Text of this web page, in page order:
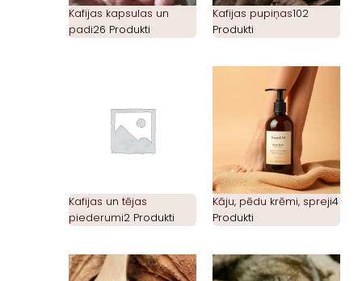
Kafijas kapsulas un
padi26 Produkti
Kafijas pupiņas102
Produkti
Kafijas un tējas
piederumi2 Produkti
Kāju, pēdu krēmi, spreji4
Produkti